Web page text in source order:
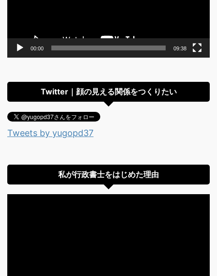
00:00 09:38
Twitter｜顔の見える関係をつくりたい
Tweets by yugopd37
私が行政書士をはじめた理由